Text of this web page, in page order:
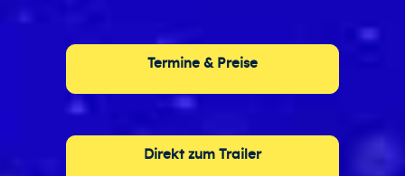
Termine & Preise
Direkt zum Trailer